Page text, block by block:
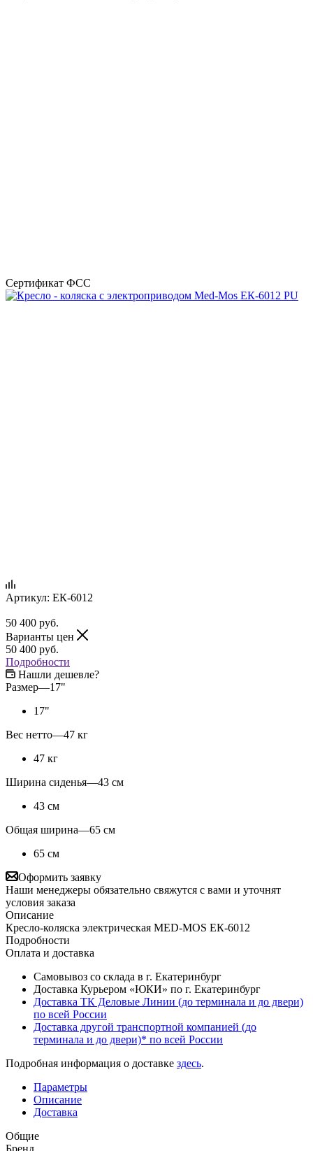
Сертификат ФСС
Артикул: ЕК-6012
50 400 руб.
Варианты цен
50 400 руб.
Подробности
Нашли дешевле?
Размер—17"
17"
Вес нетто—47 кг
47 кг
Ширина сиденья—43 см
43 см
Общая ширина—65 см
65 см
Оформить заявку
Наши менеджеры обязательно свяжутся с вами и уточнят
условия заказа
Описание
Кресло-коляска электрическая MED-MOS ЕК-6012
Подробности
Оплата и доставка
Самовывоз со склада в г. Екатеринбург
Доставка Курьером «ЮКИ» по г. Екатеринбург
Доставка ТК Деловые Линии (до терминала и до двери)
по всей России
Доставка другой транспортной компанией (до
терминала и до двери)* по всей России
Подробная информация о доставке здесь.
Параметры
Описание
Доставка
Общие
Бренд